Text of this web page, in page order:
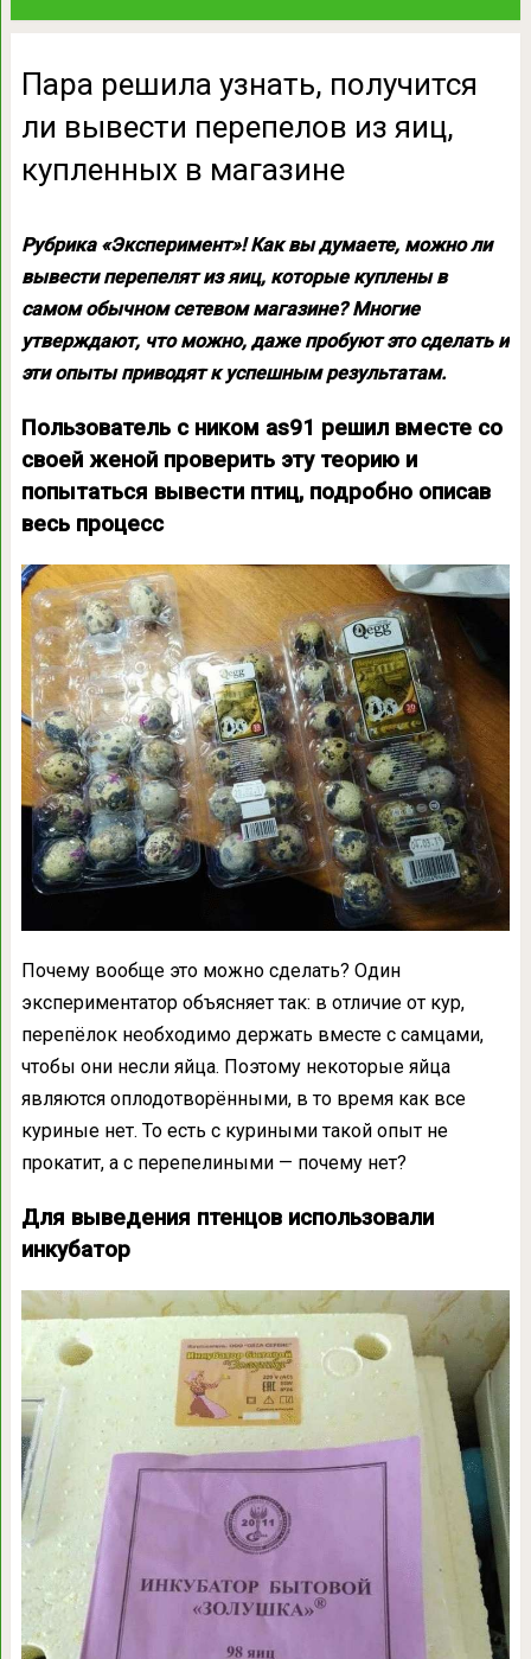
Пара решила узнать, получится
ли вывести перепелов из яиц,
купленных в магазине
Рубрика «Эксперимент»! Как вы думаете, можно ли
вывести перепелят из яиц, которые куплены в
самом обычном сетевом магазине? Многие
утверждают, что можно, даже пробуют это сделать и
эти опыты приводят к успешным результатам.
Пользователь с ником as91 решил вместе со
своей женой проверить эту теорию и
попытаться вывести птиц, подробно описав
весь процесс
Почему вообще это можно сделать? Один
экспериментатор объясняет так: в отличие от кур,
перепёлок необходимо держать вместе с самцами,
чтобы они несли яйца. Поэтому некоторые яйца
являются оплодотворёнными, в то время как все
куриные нет. То есть с куриными такой опыт не
прокатит, а с перепелиными — почему нет?
Для выведения птенцов использовали
инкубатор